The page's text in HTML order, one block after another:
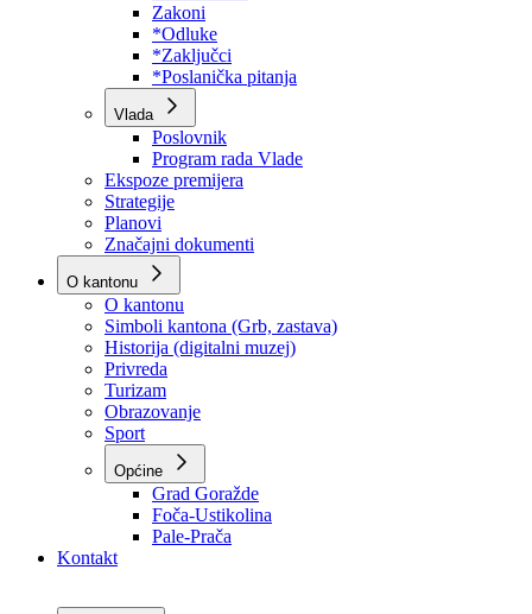
Poslovnik
Program rada Skupštine
Budžet 2026
Zakoni
*Odluke
*Zaključci
*Poslanička pitanja
Vlada
Poslovnik
Program rada Vlade
Ekspoze premijera
Strategije
Planovi
Značajni dokumenti
O kantonu
O kantonu
Simboli kantona (Grb, zastava)
Historija (digitalni muzej)
Privreda
Turizam
Obrazovanje
Sport
Općine